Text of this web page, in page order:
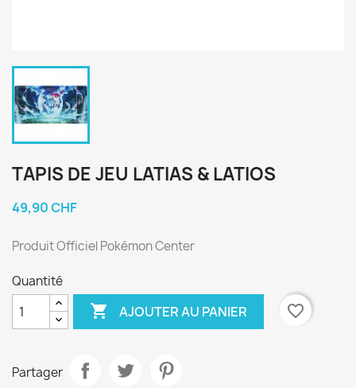
TAPIS DE JEU LATIAS & LATIOS
49,90 CHF
Produit Officiel Pokémon Center
Quantité
 AJOUTER AU PANIER favorite_border
Partager